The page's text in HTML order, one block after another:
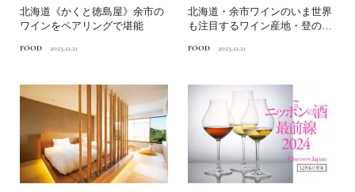
北海道《かくと徳島屋》余市の
ワインをペアリングで堪能
FOOD 2023.12.21
北海道・余市ワインのいま世界
も注目するワイン産地・登の谷
FOOD 2023.12.21